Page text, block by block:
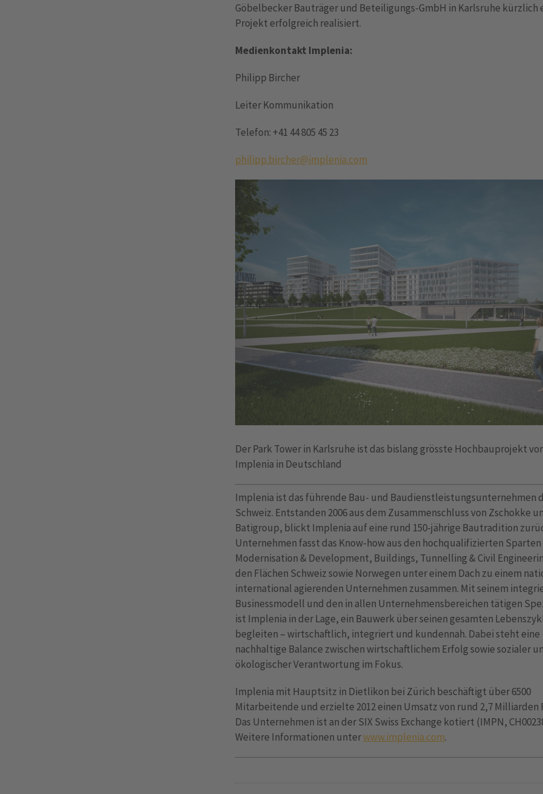
Göbelbecker Bauträger und Beteiligungs-GmbH in Karlsruhe kürzlich
Projekt erfolgreich realisiert.
Medienkontakt Implenia:
Philipp Bircher
Leiter Kommunikation
Telefon: +41 44 805 45 23
philipp.bircher@implenia.com
Der Park Tower in Karlsruhe ist das bislang grösste Hochbauprojekt
Implenia in Deutschland
Implenia ist das führende Bau- und Baudienstleistungsunternehmen
Schweiz. Entstanden 2006 aus dem Zusammenschluss von Zschokke
Batigroup, blickt Implenia auf eine rund 150-jährige Bautradition
Unternehmen fasst das Know-how aus den hochqualifizierten Sparten
Modernisation & Development, Buildings, Tunnelling & Civil
den Flächen Schweiz sowie Norwegen unter einem Dach zu einem
international agierenden Unternehmen zusammen. Mit seinem
Businessmodell und den in allen Unternehmensbereichen tätigen
ist Implenia in der Lage, ein Bauwerk über seinen gesamten
begleiten – wirtschaftlich, integriert und kundennah. Dabei steht eine
nachhaltige Balance zwischen wirtschaftlichem Erfolg sowie sozialer
ökologischer Verantwortung im Fokus.
Implenia mit Hauptsitz in Dietlikon bei Zürich beschäftigt über 6500
Mitarbeitende und erzielte 2012 einen Umsatz von rund 2,7 Milliarden
Das Unternehmen ist an der SIX Swiss Exchange kotiert (IMPN,
Weitere Informationen unterwww.implenia.com.